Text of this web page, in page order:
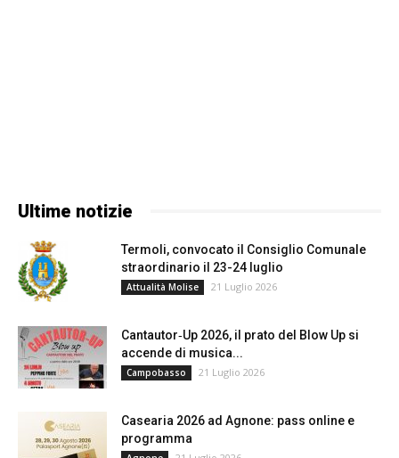
Ultime notizie
Termoli, convocato il Consiglio Comunale
straordinario il 23-24 luglio
Attualità Molise 21 Luglio 2026
Cantautor‑Up 2026, il prato del Blow Up si
accende di musica...
Campobasso 21 Luglio 2026
Casearia 2026 ad Agnone: pass online e
programma